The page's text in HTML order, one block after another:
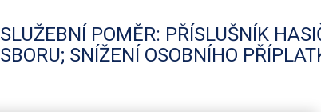
SLUŽEBNÍ POMĚR: PŘÍSLUŠNÍK
SBORU; SNÍŽENÍ OSOBNÍHO